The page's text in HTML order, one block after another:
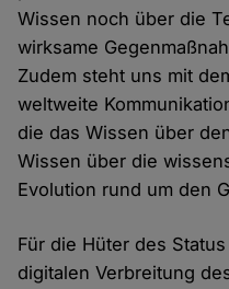
Wissen noch über die
wirksame
Zudem steht uns mit
weltweite
die das Wissen über
Wissen über die
Evolution rund um den
Für die Hüter des
digitalen Verbreitung